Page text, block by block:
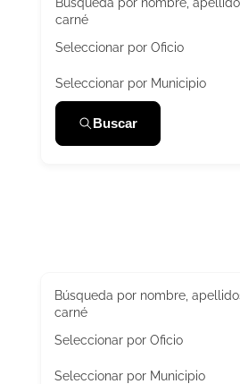
carné
Seleccionar por Oficio
Seleccionar por Municipio
Buscar
Búsqueda por nombre,
carné
Seleccionar por Oficio
Seleccionar por Municipio